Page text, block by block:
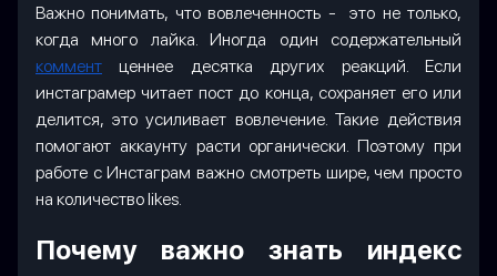
Важно понимать, что вовлеченность - это не только,
когда много лайка. Иногда один содержательный
коммент
ценнее десятка других реакций. Если
инстаграмер читает пост до конца, сохраняет его или
делится, это усиливает вовлечение. Такие действия
помогают аккаунту расти органически. Поэтому при
работе с Инстаграм важно смотреть шире, чем просто
на количество likes.
Почему важно знать индекс